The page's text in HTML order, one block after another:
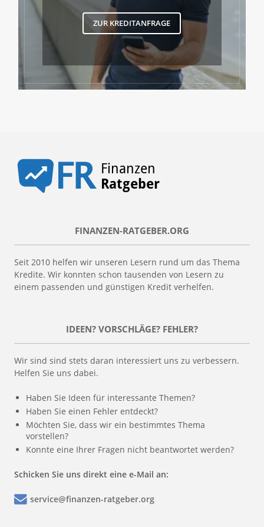
ZUR KREDITANFRAGE
FINANZEN-RATGEBER.ORG
Seit 2010 helfen wir unseren Lesern rund um das Thema
Kredite. Wir konnten schon tausenden von Lesern zu
einem passenden und günstigen Kredit verhelfen.
IDEEN? VORSCHLÄGE? FEHLER?
Wir sind sind stets daran interessiert uns zu verbessern.
Helfen Sie uns dabei.
Haben Sie Ideen für interessante Themen?
Haben Sie einen Fehler entdeckt?
Möchten Sie, dass wir ein bestimmtes Thema
vorstellen?
Konnte eine Ihrer Fragen nicht beantwortet werden?
Schicken Sie uns direkt eine e-Mail an:
service@finanzen-ratgeber.org